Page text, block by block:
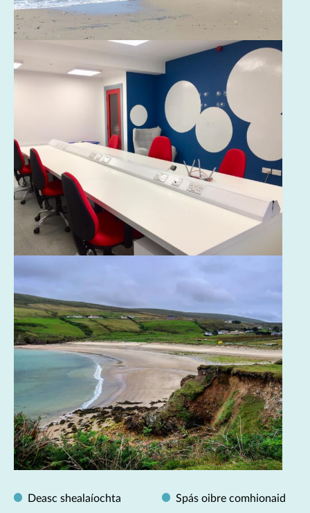
Deasc shealaíochta Spás oibre comhionaid